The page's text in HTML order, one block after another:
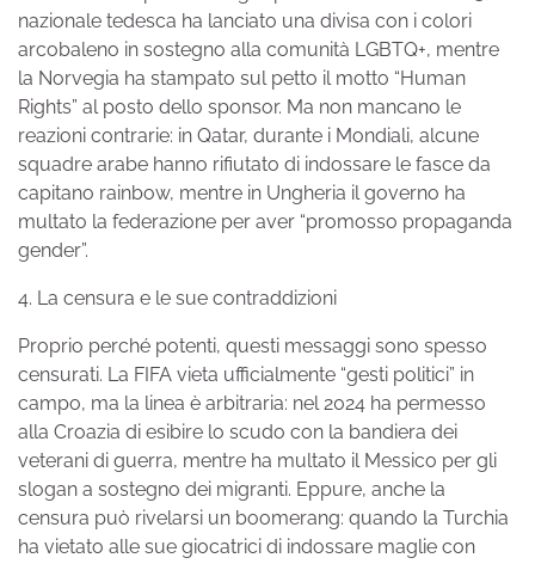
nazionale tedesca ha lanciato una divisa con i colori
arcobaleno in sostegno alla comunità LGBTQ+, mentre
la Norvegia ha stampato sul petto il motto “Human
Rights” al posto dello sponsor. Ma non mancano le
reazioni contrarie: in Qatar, durante i Mondiali, alcune
squadre arabe hanno rifiutato di indossare le fasce da
capitano rainbow, mentre in Ungheria il governo ha
multato la federazione per aver “promosso propaganda
gender”.
4. La censura e le sue contraddizioni
Proprio perché potenti, questi messaggi sono spesso
censurati. La FIFA vieta ufficialmente “gesti politici” in
campo, ma la linea è arbitraria: nel 2024 ha permesso
alla Croazia di esibire lo scudo con la bandiera dei
veterani di guerra, mentre ha multato il Messico per gli
slogan a sostegno dei migranti. Eppure, anche la
censura può rivelarsi un boomerang: quando la Turchia
ha vietato alle sue giocatrici di indossare maglie con